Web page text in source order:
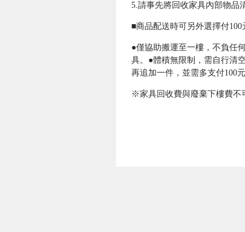
5.請事先將回收家具內部物品
■商品配送時可另外選擇付100
●僅協助搬運至一樓，不負任
具。●體積無限制，需自行清
再追加一件，並需多支付100元
※家具回收費與廢棄下樓費不